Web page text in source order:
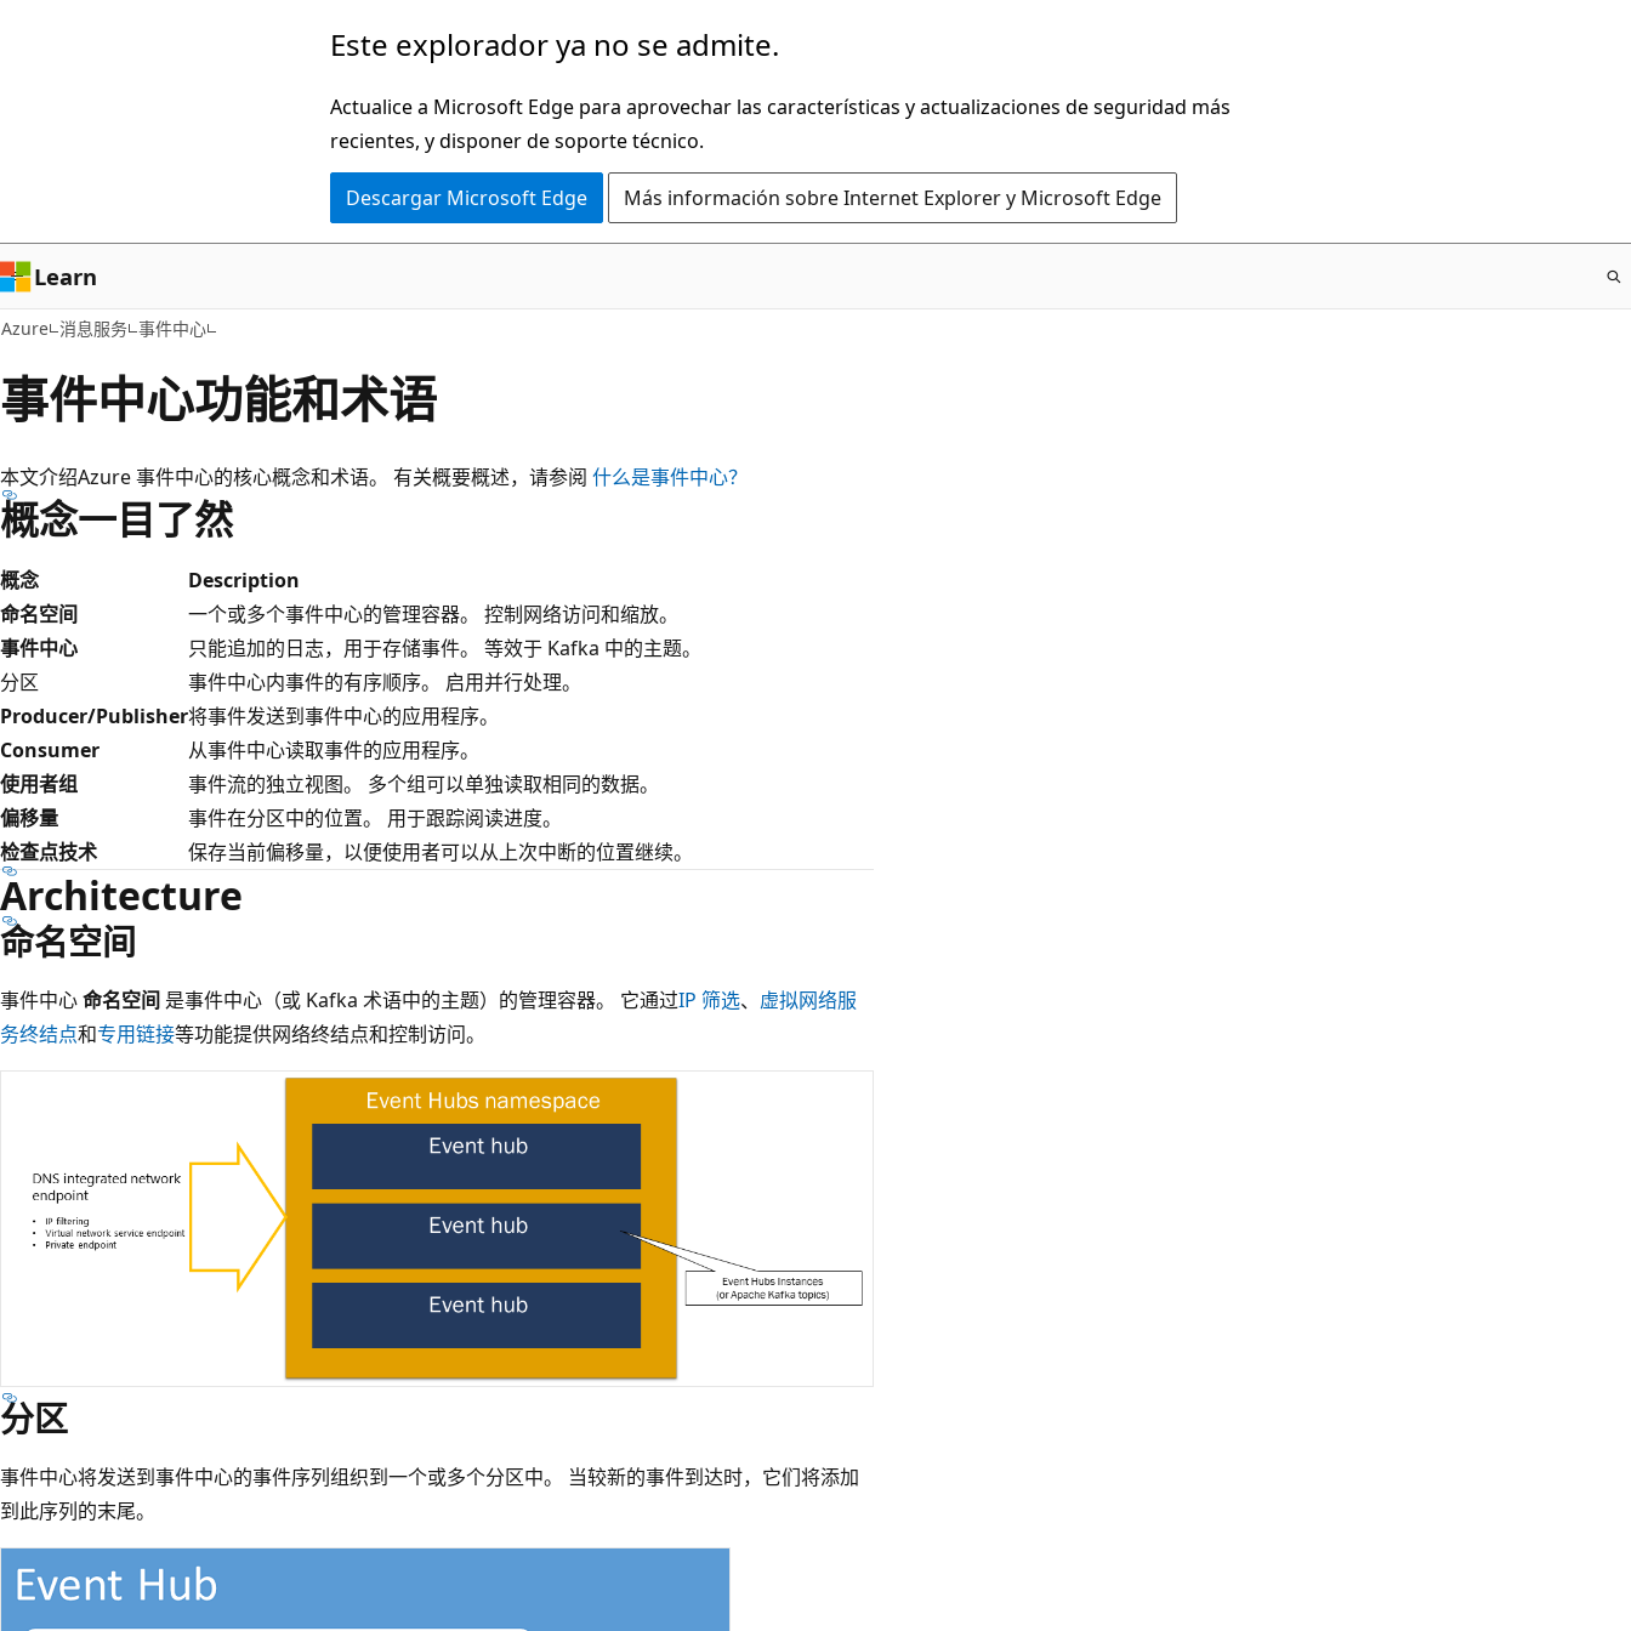
Este explorador ya no se admite.
Actualice a Microsoft Edge para aprovechar las características y actualizaciones de seguridad más
recientes, y disponer de soporte técnico.
Descargar Microsoft Edge Más información sobre Internet Explorer y Microsoft Edge
Learn
Azure 消息服务 事件中心
事件中心功能和术语
本文介绍Azure 事件中心的核心概念和术语。 有关概要概述，请参阅 什么是事件中心？
概念一目了然
概念
Description
命名空间
一个或多个事件中心的管理容器。 控制网络访问和缩放。
事件中心
只能追加的日志，用于存储事件。 等效于 Kafka 中的主题。
分区
事件中心内事件的有序顺序。 启用并行处理。
Producer/Publisher将事件发送到事件中心的应用程序。
Consumer
从事件中心读取事件的应用程序。
使用者组
事件流的独立视图。 多个组可以单独读取相同的数据。
偏移量
事件在分区中的位置。 用于跟踪阅读进度。
检查点技术
保存当前偏移量，以便使用者可以从上次中断的位置继续。
Architecture
命名空间
事件中心命名空间 是事件中心（或 Kafka 术语中的主题）的管理容器。 它通过IP 筛选、 虚拟网络服
务终结点和专用链接等功能提供网络终结点和控制访问。
分区
事件中心将发送到事件中心的事件序列组织到一个或多个分区中。 当较新的事件到达时，它们将添加
到此序列的末尾。